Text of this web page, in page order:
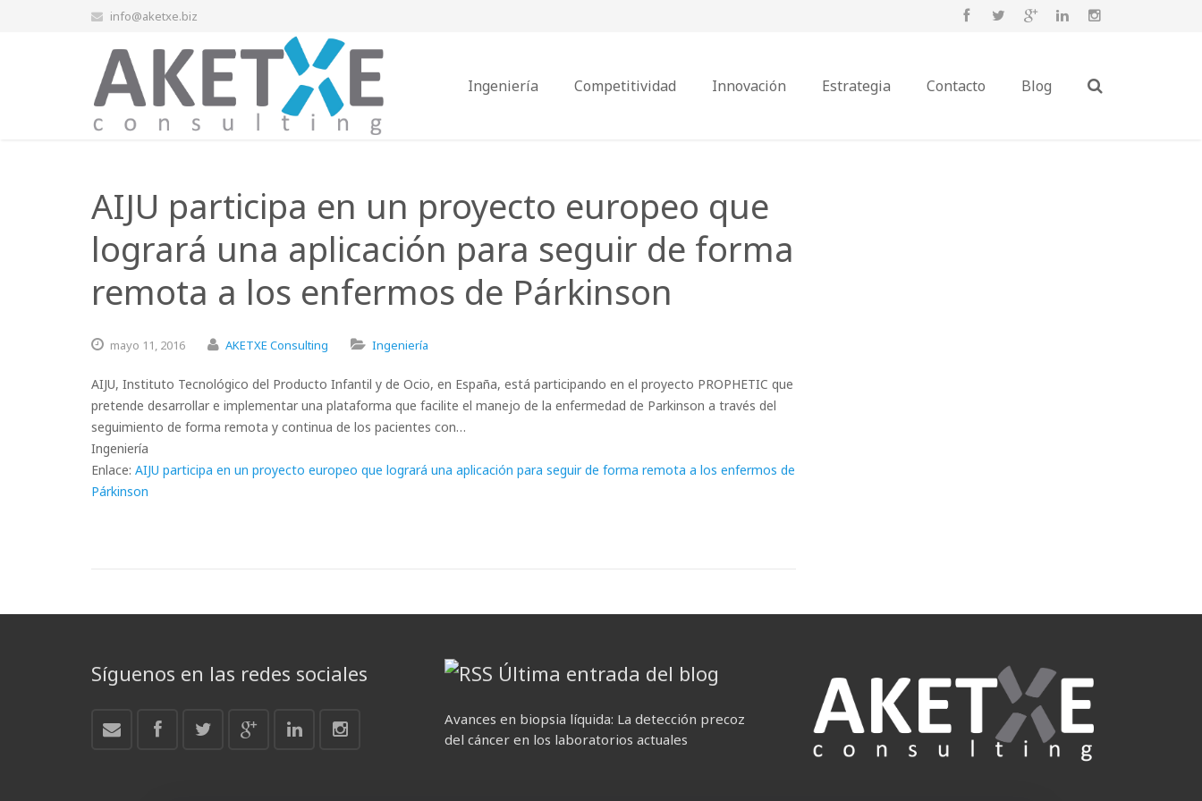
info@aketxe.biz
Ingeniería Competitividad Innovación Estrategia Contacto Blog
AIJU participa en un proyecto europeo que
logrará una aplicación para seguir de forma
remota a los enfermos de Párkinson
mayo 11, 2016 AKETXE Consulting Ingeniería
AIJU, Instituto Tecnológico del Producto Infantil y de Ocio, en España, está participando en el proyecto PROPHETIC que
pretende desarrollar e implementar una plataforma que facilite el manejo de la enfermedad de Parkinson a través del
seguimiento de forma remota y continua de los pacientes con…
Ingeniería
Enlace: AIJU participa en un proyecto europeo que logrará una aplicación para seguir de forma remota a los enfermos de
Párkinson
Síguenos en las redes sociales Última entrada del blog
Avances en biopsia líquida: La detección precoz
del cáncer en los laboratorios actuales